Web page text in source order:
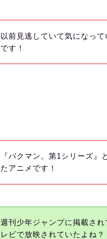
以前見逃していて気になっ
です！
『バクマン。第1シリーズ
たアニメです！
週刊少年ジャンプに掲載さ
レビで放映されていたよね？